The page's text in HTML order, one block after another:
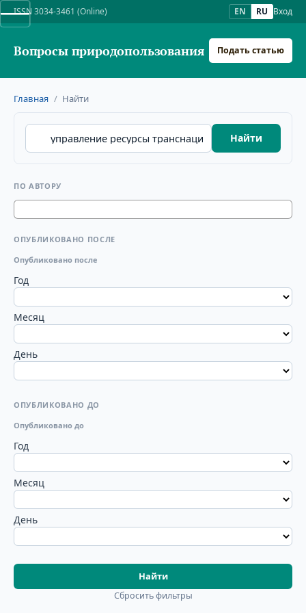
ISSN 3034-3461 (Online) EN RU Вход
Вопросы природопользования Подать статью
Главная / Найти
Найти
ПО АВТОРУ
ОПУБЛИКОВАНО ПОСЛЕ
Опубликовано после
Год
Месяц
День
ОПУБЛИКОВАНО ДО
Опубликовано до
Год
Месяц
День
Найти
Сбросить фильтры